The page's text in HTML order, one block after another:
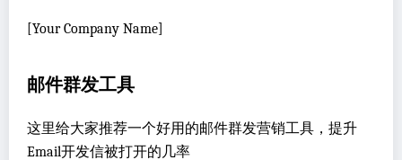
[Your Company Name]
邮件群发工具
这里给大家推荐一个好用的邮件群发营销工具，提升
Email开发信被打开的几率